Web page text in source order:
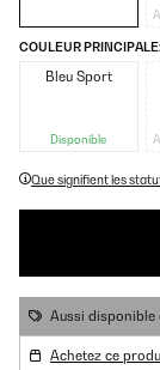
COULEUR
Bleu Sport
Disponible
Que signifient les
Aussi
Achetez ce